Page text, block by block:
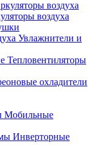
воздуха
Увлажнители и
Тепловентиляторы
охладители
Мобильные
Инверторные